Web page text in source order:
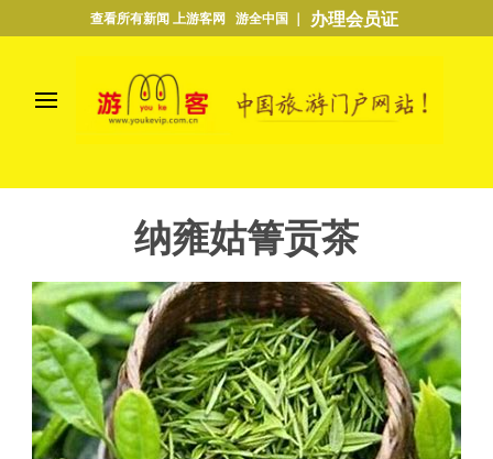
查看所有新闻 上游客网 游全中国 ｜ 办理会员证
纳雍姑箐贡茶